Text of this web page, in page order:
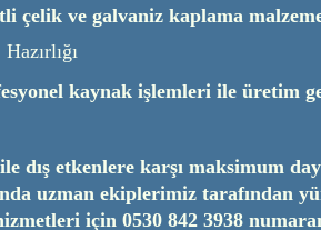
çelik ve galvaniz kaplama
kaynak işlemleri ile üretim
dış etkenlere karşı maksimum
uzman ekiplerimiz tarafından
için 0530 842 3938